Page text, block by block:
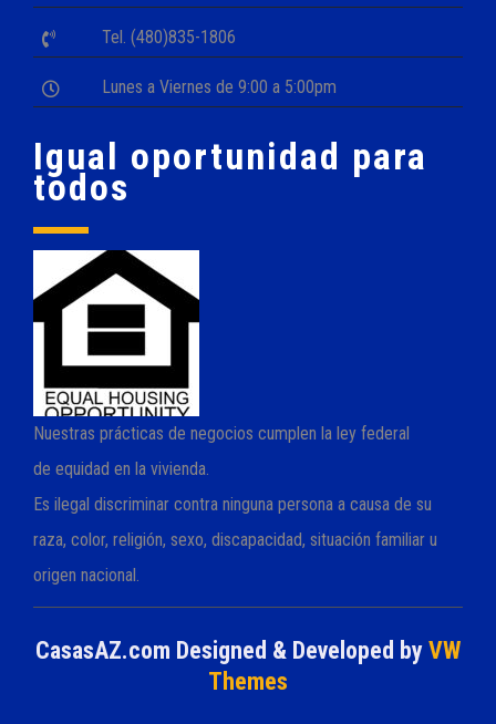
Tel. (480)835-1806
Lunes a Viernes de 9:00 a 5:00pm
Igual oportunidad para
todos
Nuestras prácticas de negocios cumplen la ley federal
de equidad en la vivienda.
Es ilegal discriminar contra ninguna persona a causa de su
raza, color, religión, sexo, discapacidad, situación familiar u
origen nacional.
CasasAZ.com Designed & Developed by VW
Themes